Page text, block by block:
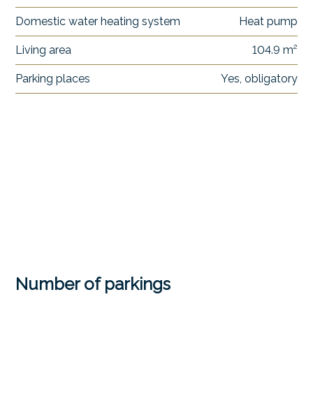
Domestic water heating system Heat pump
Living area 104.9 m²
Parking places Yes, obligatory
Number of parkings